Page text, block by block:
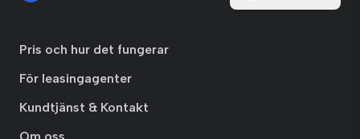
Pris och hur det fungerar
För leasingagenter
Kundtjänst & Kontakt